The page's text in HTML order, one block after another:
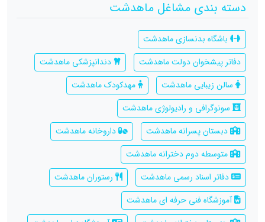
دسته بندی مشاغل ماهدشت
باشگاه بدنسازی ماهدشت
دفاتر پیشخوان دولت ماهدشت
دندانپزشکی ماهدشت
سالن زیبایی ماهدشت
مهدکودک ماهدشت
سونوگرافی و رادیولوژی ماهدشت
دبستان پسرانه ماهدشت
داروخانه ماهدشت
متوسطه دوم دخترانه ماهدشت
دفاتر اسناد رسمی ماهدشت
رستوران ماهدشت
آموزشگاه فنی حرفه ای ماهدشت